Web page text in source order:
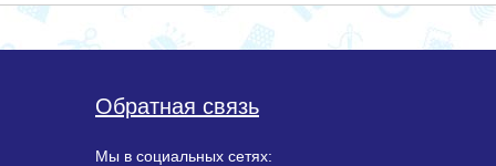
Обратная связь
Мы в социальных сетях: